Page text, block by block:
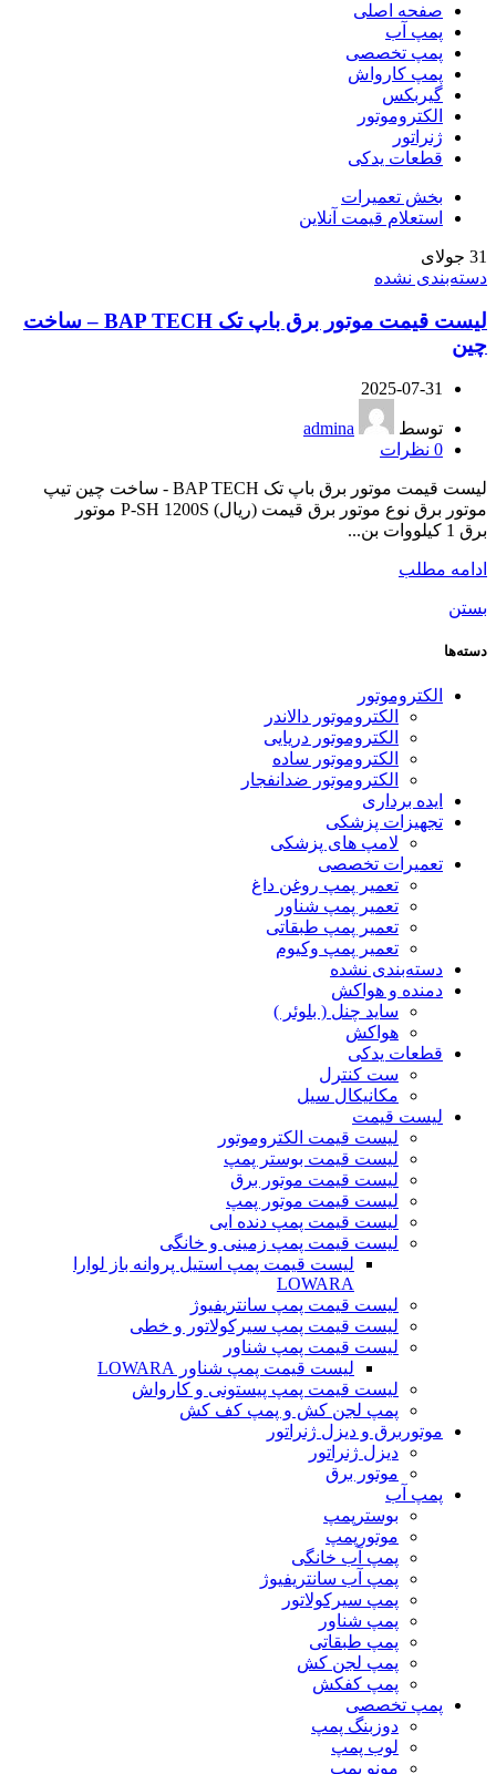
صفحه اصلی
پمپ آب
پمپ تخصصی
پمپ کارواش
گیربکس
الکتروموتور
ژنراتور
قطعات یدکی
بخش تعمیرات
استعلام قیمت آنلاین
31 جولای
دسته‌بندی نشده
لیست قیمت موتور برق باپ تک BAP TECH – ساخت
چین
2025-07-31
توسط
admina
0 نظرات
لیست قیمت موتور برق باپ تک BAP TECH - ساخت چین تیپ
موتور برق نوع موتور برق قیمت (ریال) P-SH 1200S موتور
برق 1 کیلووات بن...
ادامه مطلب
بستن
دسته‌ها
الکتروموتور
الکتروموتور دالاندر
الکتروموتور دریایی
الکتروموتور ساده
الکتروموتور ضدانفجار
ایده برداری
تجهیزات پزشکی
لامپ های پزشکی
تعمیرات تخصصی
تعمیر پمپ روغن داغ
تعمیر پمپ شناور
تعمیر پمپ طبقاتی
تعمیر پمپ وکیوم
دسته‌بندی نشده
دمنده و هواکش
ساید چنل ( بلوئر )
هواکش
قطعات یدکی
ست کنترل
مکانیکال سیل
لیست قیمت
لیست قیمت الکتروموتور
لیست قیمت بوستر پمپ
لیست قیمت موتور برق
لیست قیمت موتور پمپ
لیست قیمت پمپ دنده ایی
لیست قیمت پمپ زمینی و خانگی
ليست قيمت پمپ استيل پروانه باز لوارا
LOWARA
لیست قیمت پمپ سانتریفیوژ
لیست قیمت پمپ سیرکولاتور و خطی
لیست قیمت پمپ شناور
لیست قیمت پمپ شناور LOWARA
لیست قیمت پمپ پیستونی و کارواش
پمپ لجن کش و پمپ کف کش
موتوربرق و دیزل ژنراتور
دیزل ژنراتور
موتور برق
پمپ آب
بوسترپمپ
موتورپمپ
پمپ آب خانگی
پمپ آب سانتریفیوژ
پمپ سیرکولاتور
پمپ شناور
پمپ طبقاتی
پمپ لجن کش
پمپ کفکش
پمپ تخصصی
دوزبنگ پمپ
لوب پمپ
مونو پمپ